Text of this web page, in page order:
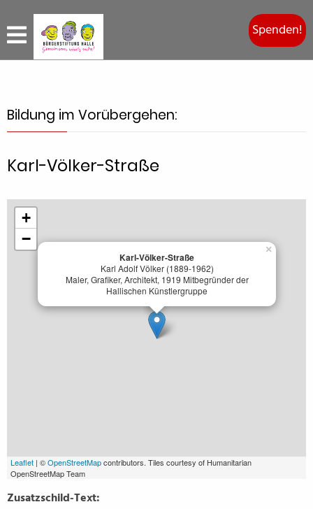
Spenden!
Bildung im Vorübergehen:
Karl-Völker-Straße
Karl-Völker-Straße
Karl Adolf Völker (1889-1962)
Maler, Grafiker, Architekt, 1919 Mitbegründer der
Hallischen Künstlergruppe
×
+
−
Leaflet | ©OpenStreetMapcontributors. Tiles courtesy of Humanitarian
OpenStreetMap Team
Zusatzschild-Text: